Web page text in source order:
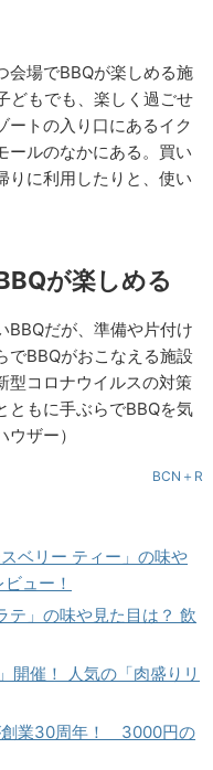
会場でBBQが楽しめる施
どもでも、楽しく過ごせ
ートの入り口にあるイク
ールのなかにある。買い
りに利用したりと、使い
が楽しめる
BBQだが、準備や片付け
でBBQがおこなえる施設
型コロナウイルスの対策
ともに手ぶらでBBQを気
ザー）
BCN＋R
ベリー ティー」の味や
ュー！
テ」の味や見た目は？ 飲
開催！ 人気の「肉盛りリ
創業30周年！ 3000円の